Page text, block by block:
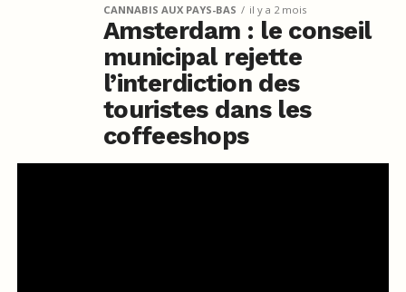
CANNABIS AUX PAYS-BAS il y a 2 mois
Amsterdam : le conseil
municipal rejette
l’interdiction des
touristes dans les
coffeeshops